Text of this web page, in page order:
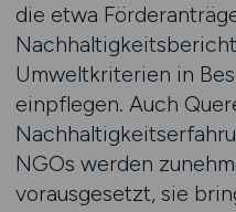
die etwa
Umweltkriterien in
einpflegen. Auch
NGOs werden
vorausgesetzt, sie